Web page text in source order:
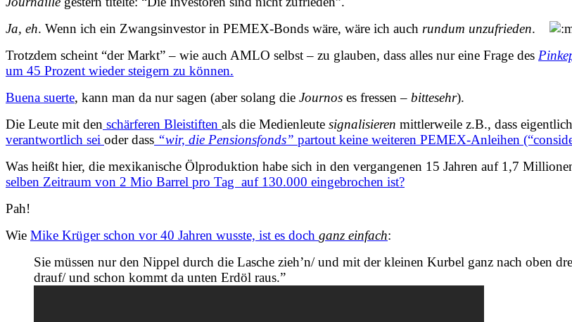
Ja, eh. Wenn ich ein Zwangsinvestor in PEMEX-Bonds wäre, wäre ich auch rundum unzufrieden.
Trotzdem scheint “der Markt” – wie auch AMLO selbst – zu glauben, dass alles nur eine Frage des
um 45 Prozent wieder steigern zu können.
Buena suerte, kann man da nur sagen (aber solang die Journos es fressen – bittesehr).
Die Leute mit den schärferen Bleistiften als die Medienleute signalisieren mittlerweile z.B., dass
verantwortlich sei oder dass “wir, die Pensionsfonds” partout keine weiteren PEMEX-Anleihen
Was heißt hier, die mexikanische Ölproduktion habe sich in den vergangenen 15 Jahren auf 1,7
selben Zeitraum von 2 Mio Barrel pro Tag auf 130.000 eingebrochen ist?
Pah!
Wie Mike Krüger schon vor 40 Jahren wusste, ist es doch ganz einfach:
Sie müssen nur den Nippel durch die Lasche zieh’n/ und mit der kleinen Kurbel ganz nach oben
drauf/ und schon kommt da unten Erdöl raus.”